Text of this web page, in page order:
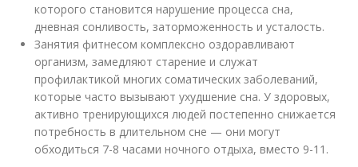
которого становится нарушение процесса сна,
дневная сонливость, заторможенность и усталость.
Занятия фитнесом комплексно оздоравливают
организм, замедляют старение и служат
профилактикой многих соматических заболеваний,
которые часто вызывают ухудшение сна. У здоровых,
активно тренирующихся людей постепенно снижается
потребность в длительном сне — они могут
обходиться 7-8 часами ночного отдыха, вместо 9-11.